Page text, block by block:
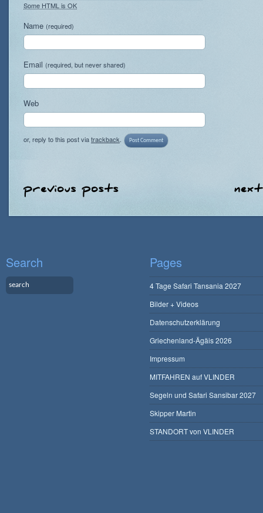
Some HTML is OK
Name (required)
Email (required, but never shared)
Web
or, reply to this post viatrackback
Search Pages
4 Tage Safari Tansania 2027
Bilder + Videos
Datenschutzerklärung
Griechenland-Ägäis 2026
Impressum
MITFAHREN auf VLINDER
Segeln und Safari Sansibar 2027
Skipper Martin
STANDORT von VLINDER